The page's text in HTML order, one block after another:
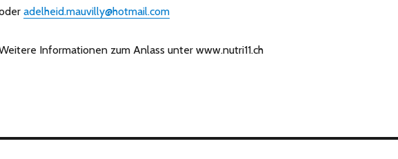
adelheid.mauvilly@hotmail.com
Informationen zum Anlass unter www.nutri11.ch